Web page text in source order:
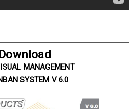
Download
MANAGEMENT
SYSTEM V 6.0